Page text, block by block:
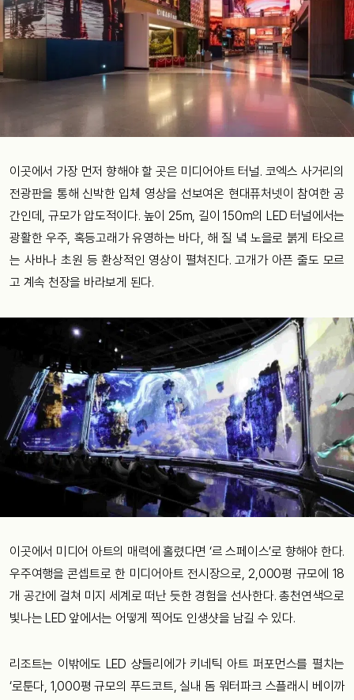
이곳에서 가장 먼저 향해야 할 곳은 미디어아트 터널. 코엑스 사거리의
전광판을 통해 신박한 입체 영상을 선보여온 현대퓨처넷이 참여한 공
간인데, 규모가 압도적이다. 높이 25m, 길이 150m의 LED 터널에서는
광활한 우주, 혹등고래가 유영하는 바다, 해 질 녘 노을로 붉게 타오르
는 사바나 초원 등 환상적인 영상이 펼쳐진다. 고개가 아픈 줄도 모르
고 계속 천장을 바라보게 된다.
이곳에서 미디어 아트의 매력에 홀렸다면 ‘르 스페이스’로 향해야 한다.
우주여행을 콘셉트로 한 미디어아트 전시장으로, 2,000평 규모에 18
개 공간에 걸쳐 미지 세계로 떠난 듯한 경험을 선사한다. 총천연색으로
빛나는 LED 앞에서는 어떻게 찍어도 인생샷을 남길 수 있다.
리조트는 이밖에도 LED 샹들리에가 키네틱 아트 퍼포먼스를 펼치는
‘로툰다, 1,000평 규모의 푸드코트, 실내 돔 워터파크 스플래시 베이까